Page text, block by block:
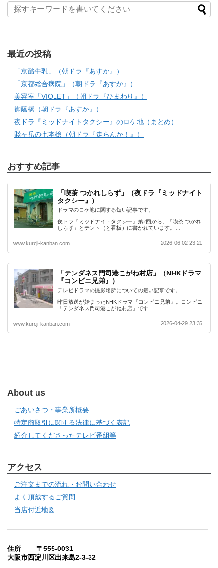
最近の投稿
「京酪牛乳」（朝ドラ『あすか』）
「京都総合病院」（朝ドラ『あすか』）
美容室「VIOLET」（朝ドラ『ひまわり』）
御蔭橋（朝ドラ『あすか』）
夜ドラ『ミッドナイトタクシー』のロケ地（まとめ）
賤ヶ岳の七本槍（朝ドラ『走らんか！』）
おすすめ記事
「喫茶 つかれしらず」（夜ドラ『ミッドナイト
タクシー』）
ドラマのロケ地に関する短い記事です。
夜ドラ『ミッドナイトタクシー』第2回から。「喫茶 つかれ
しらず」とテント（と看板）に書かれています。…
www.kuroji-kanban.com 2026-06-02 23:21
「テンダネス門司港こがね村店」（NHKドラマ
『コンビニ兄弟』）
テレビドラマの撮影場所についての短い記事です。
昨日放送が始まったNHKドラマ『コンビニ兄弟』。コンビニ
「テンダネス門司港こがね村店」です…
www.kuroji-kanban.com 2026-04-29 23:36
About us
ごあいさつ・事業所概要
特定商取引に関する法律に基づく表記
紹介してくださったテレビ番組等
アクセス
ご注文までの流れ・お問い合わせ
よく頂戴するご質問
当店付近地図
住所 〒555-0031
大阪市西淀川区出来島2-3-32